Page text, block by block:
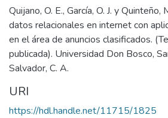
Quijano, O. E., García, O. J. y
datos relacionales en internet con
en el área de anuncios clasificados.
publicada). Universidad Don Bosco,
Salvador, C. A.
URI
https://hdl.handle.net/11715/1825